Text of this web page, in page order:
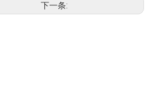
下一条: